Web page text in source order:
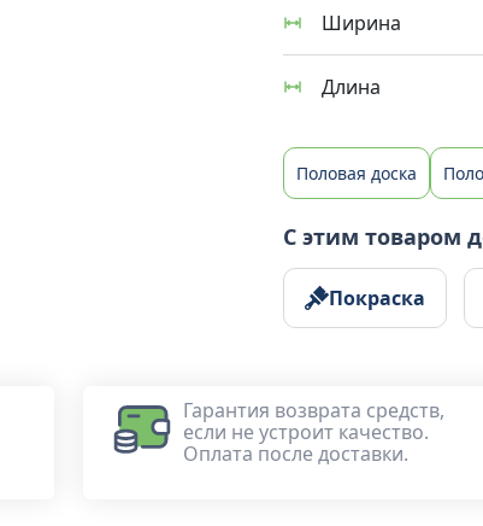
Ширина
Длина
Половая доска
С этим товаром
Покраска
Гарантия возврата средств,
если не устроит качество.
Оплата после доставки.